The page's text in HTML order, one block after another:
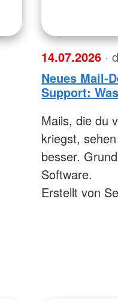
14.07.2026 ·
Neues Mail-
Support:
Mails, die du
kriegst,
besser.
Software.
Erstellt von